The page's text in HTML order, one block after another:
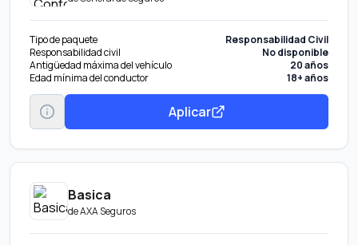
Tipo de paquete
Responsabilidad Civil
Responsabilidad civil
No disponible
Antigüedad máxima del vehículo
20 años
Edad mínima del conductor
18+ años
Aplicar
Basica
deAXA Seguros